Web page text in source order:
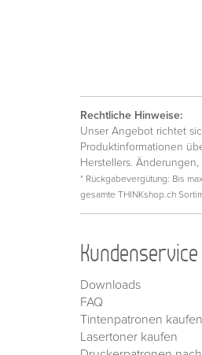
Rechtliche Hinweise:
Unser Angebot richtet
Produktinformationen
Herstellers.
* Rückgabevergütung: Bis
gesamte THINKshop.ch
Kundenservice
Downloads
FAQ
Tintenpatronen kaufen
Lasertoner kaufen